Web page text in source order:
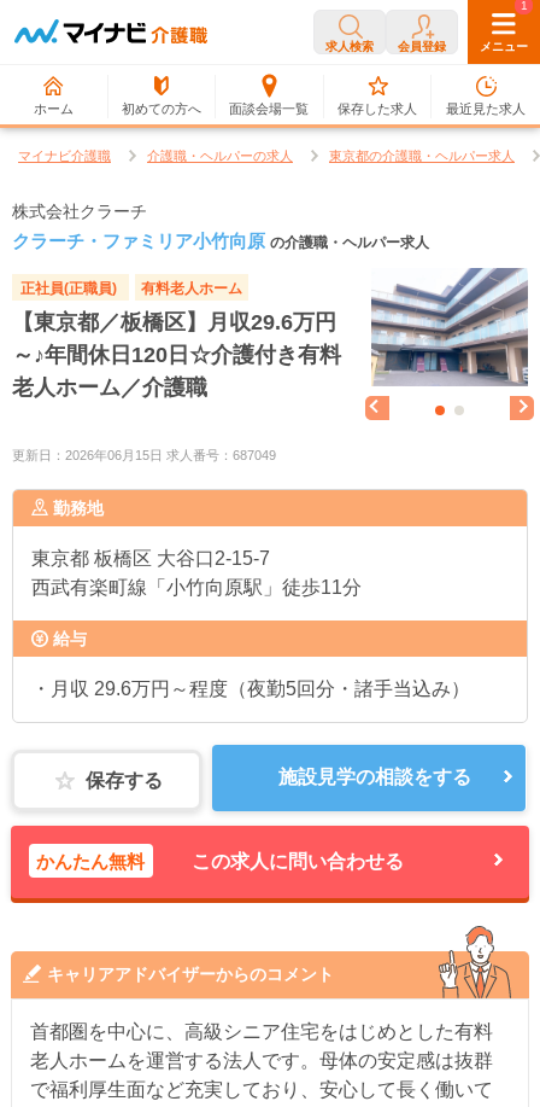
求人検索 会員登録 メニュー
ホーム 初めての方へ 面談会場一覧
0
保存した求人
1
最近見た求人
マイナビ介護職 介護職・ヘルパーの求人 東京都の介護職・ヘルパー求人
株式会社クラーチ
クラーチ・ファミリア小竹向原 の介護職・ヘルパー求人
正社員(正職員) 有料老人ホーム
【東京都／板橋区】月収29.6万円
～♪年間休日120日☆介護付き有料
老人ホーム／介護職
更新日：2026年06月15日 求人番号：687049
勤務地
東京都 板橋区 大谷口2-15-7
西武有楽町線「小竹向原駅」徒歩11分
給与
・月収 29.6万円～程度（夜勤5回分・諸手当込み）
保存する 施設見学の相談をする
かんたん無料 この求人に問い合わせる
キャリアアドバイザーからのコメント
首都圏を中心に、高級シニア住宅をはじめとした有料
老人ホームを運営する法人です。母体の安定感は抜群
で福利厚生面など充実しており、安心して長く働いて